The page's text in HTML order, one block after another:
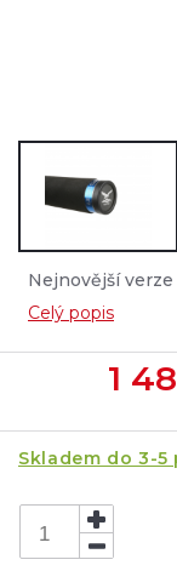
Nejnovější
lehký lov drop-
Celý popis
1
Skladem do 3-